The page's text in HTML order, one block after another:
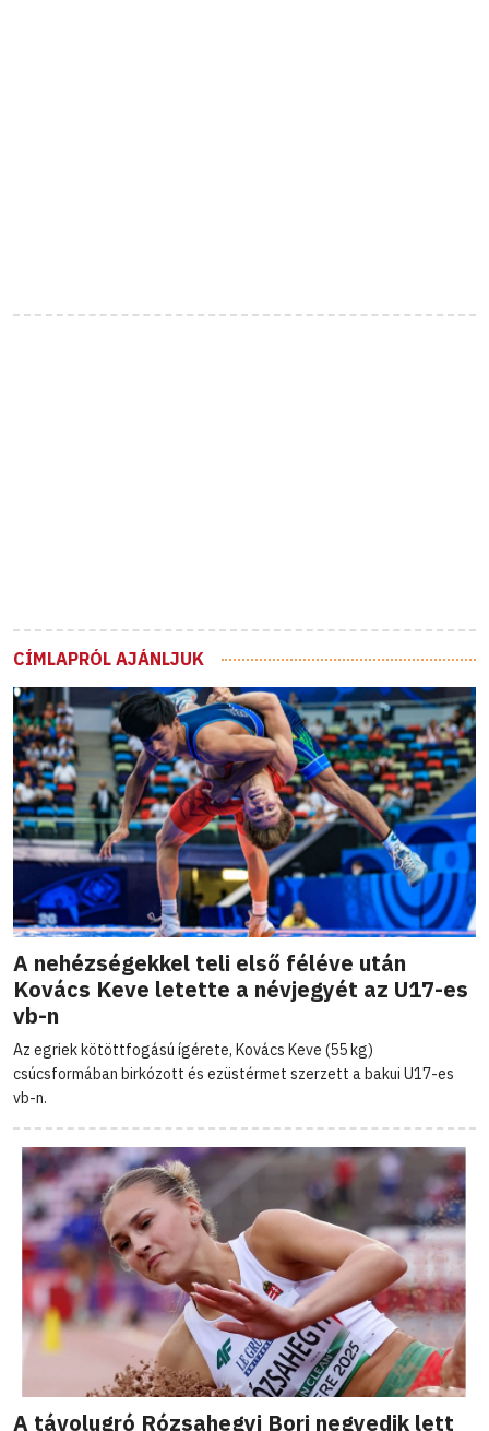
CÍMLAPRÓL AJÁNLJUK
A nehézségekkel teli első féléve után
Kovács Keve letette a névjegyét az U17-es
vb-n
Az egriek kötöttfogású ígérete, Kovács Keve (55 kg)
csúcsformában birkózott és ezüstérmet szerzett a bakui U17-es
vb-n.
A távolugró Rózsahegyi Bori negyedik lett